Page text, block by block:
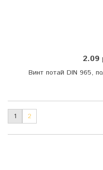
2.09
Винт потай DIN 965,
1 2